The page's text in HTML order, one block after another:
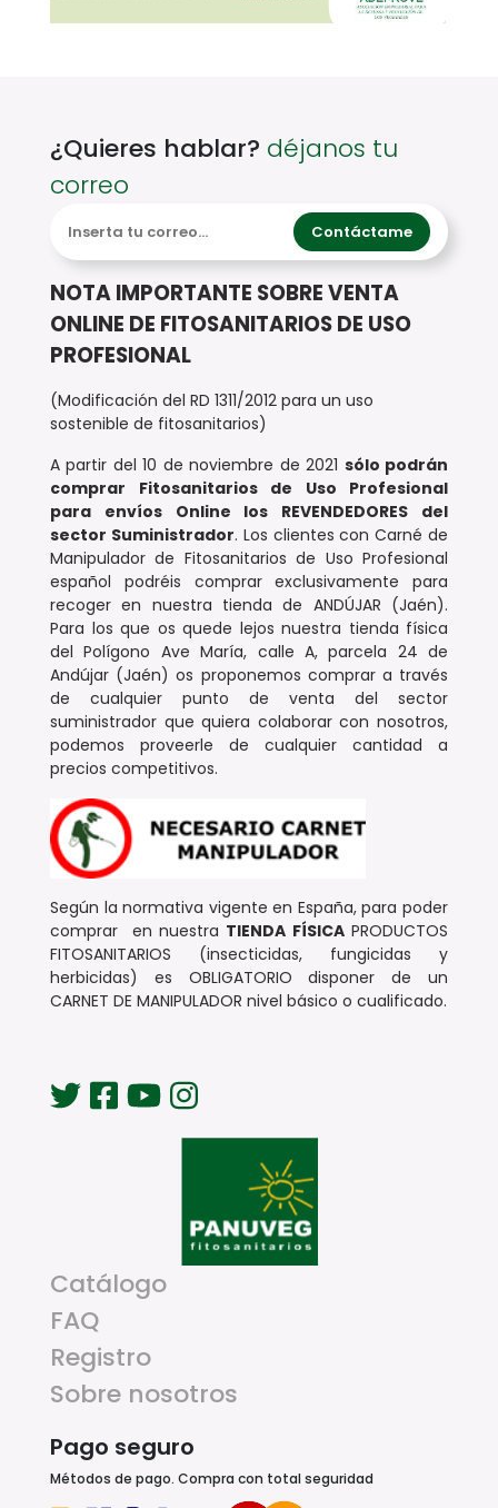
¿Quieres hablar? déjanos tu
correo
Contáctame
NOTA IMPORTANTE SOBRE VENTA
ONLINE DE FITOSANITARIOS DE USO
PROFESIONAL
(Modificación del RD 1311/2012 para un uso
sostenible de fitosanitarios)
A partir del 10 de noviembre de 2021 sólo podrán
comprar Fitosanitarios de Uso Profesional
para envíos Online los REVENDEDORES del
sector Suministrador. Los clientes con Carné de
Manipulador de Fitosanitarios de Uso Profesional
español podréis comprar exclusivamente para
recoger en nuestra tienda de ANDÚJAR (Jaén).
Para los que os quede lejos nuestra tienda física
del Polígono Ave María, calle A, parcela 24 de
Andújar (Jaén) os proponemos comprar a través
de cualquier punto de venta del sector
suministrador que quiera colaborar con nosotros,
podemos proveerle de cualquier cantidad a
precios competitivos.
Según la normativa vigente en España, para poder
comprar en nuestra TIENDA FÍSICAPRODUCTOS
FITOSANITARIOS (insecticidas, fungicidas y
herbicidas) es OBLIGATORIO disponer de un
CARNET DE MANIPULADOR nivel básico o cualificado.
Catálogo
FAQ
Registro
Sobre nosotros
Pago seguro
Métodos de pago. Compra con total seguridad